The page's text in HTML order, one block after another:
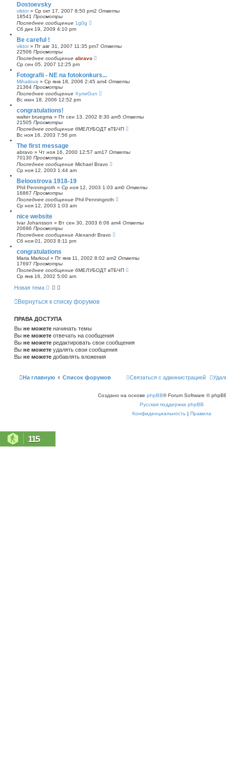
Dostoevsky
viktor» Ср окт 17, 2007 8:50 pm2 Ответы
18541 Просмотры
Последнее сообщение 1g0g
Сб дек 19, 2009 4:10 pm
Be careful !
viktor» Пт авг 31, 2007 11:35 pm7 Ответы
22506 Просмотры
Последнее сообщение abravo
Ср сен 05, 2007 12:25 pm
Fotografii - NE na fotokonkurs...
Mihailova » Ср янв 18, 2006 2:45 am4 Ответы
21364 Просмотры
Последнее сообщение ХулиGun
Вс июн 18, 2006 12:52 pm
congratulations!
walter bruegma » Пт сен 13, 2002 8:30 am5 Ответы
21505 Просмотры
Последнее сообщение бМЕЛУБОДТ вТБЧП
Вс ноя 16, 2003 7:56 pm
The first message
abravo » Чт ноя 16, 2000 12:57 am17 Ответы
70130 Просмотры
Последнее сообщение Michael Bravo
Ср ноя 12, 2003 1:44 am
Beloostrova 1918-19
Phil Penningroth » Ср ноя 12, 2003 1:03 am0 Ответы
16867 Просмотры
Последнее сообщение Phil Penningroth
Ср ноя 12, 2003 1:03 am
nice website
Ivar Johansson » Вт сен 30, 2003 6:06 am4 Ответы
20696 Просмотры
Последнее сообщение Alexandr Bravo
Сб ноя 01, 2003 8:11 pm
congratulations
Maria Markoul » Пт янв 11, 2002 8:02 am2 Ответы
17697 Просмотры
Последнее сообщение бМЕЛУБОДТ вТБЧП
Ср янв 16, 2002 5:00 am
Новая тема
Вернуться к списку форумов
ПРАВА ДОСТУПА
Вы не можете начинать темы
Вы не можете отвечать на сообщения
Вы не можете редактировать свои сообщения
Вы не можете удалять свои сообщения
Вы не можете добавлять вложения
На главную Список форумов Связаться с администрацией
Создано на основе phpBB® Forum Software ©
Русская поддержка phpBB
Конфиденциальность | Правила
115